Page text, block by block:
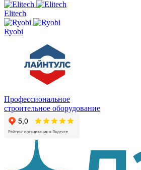
Elitech
Ryobi
Профессиональное
строительное оборудование